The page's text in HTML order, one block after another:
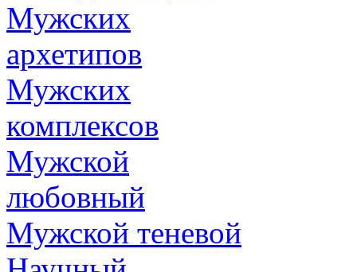
Мужских
архетипов
Мужских
комплексов
Мужской
любовный
Мужской теневой